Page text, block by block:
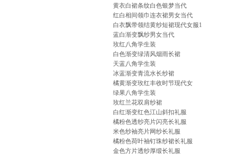
黄衣白裙条纹白色银梦当代
红白相间领巾连衣裙男女当代
白衣飘带领结黄纱短裙现代女服1
蓝白渐变飘纱男女当代
玫红八角学生装
白色渐变绿清风烟雨长裙
天蓝八角学生装
冰蓝渐变青流水长纱裙
橘黄渐变玫红丰收时节现代女
绿果八角学生装
玫红兰花双肩纱裙
白红渐变红色江山斜扣礼服
橘粉色透纱亮片闪亮长礼服
米色纱袖亮片网纱长礼服
橘粉色荷叶袖钉珠纱裙长礼服
金色方片透纱厚缎长礼服